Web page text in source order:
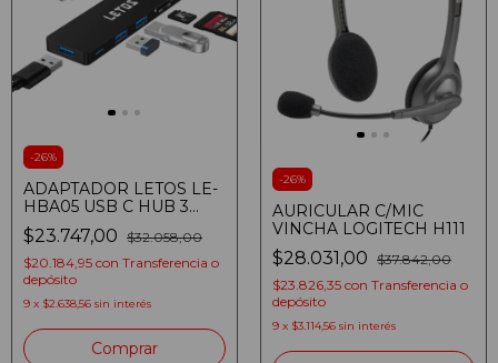
-26%
ADAPTADOR LETOS LE-
HBA05 USB C HUB 3
PUERTOS USB TIPO A
3.0 + MICROSD + SD
$23.747,00 $32.058,00
$20.184,95 con Transferencia o
depósito
9 x $2.638,56 sin interés
-26%
AURICULAR C/MIC
VINCHA LOGITECH H111
$28.031,00 $37.842,00
$23.826,35 con Transferencia o
depósito
9 x $3.114,56 sin interés